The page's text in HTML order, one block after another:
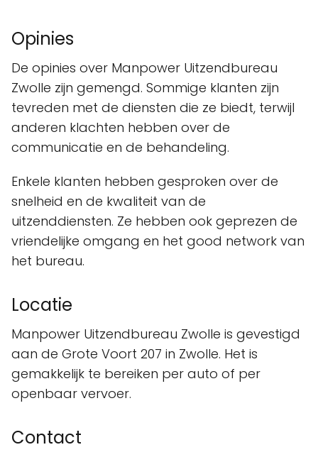
Opinies
De opinies over Manpower Uitzendbureau
Zwolle zijn gemengd. Sommige klanten zijn
tevreden met de diensten die ze biedt, terwijl
anderen klachten hebben over de
communicatie en de behandeling.
Enkele klanten hebben gesproken over de
snelheid en de kwaliteit van de
uitzenddiensten. Ze hebben ook geprezen de
vriendelijke omgang en het good network van
het bureau.
Locatie
Manpower Uitzendbureau Zwolle is gevestigd
aan de Grote Voort 207 in Zwolle. Het is
gemakkelijk te bereiken per auto of per
openbaar vervoer.
Contact